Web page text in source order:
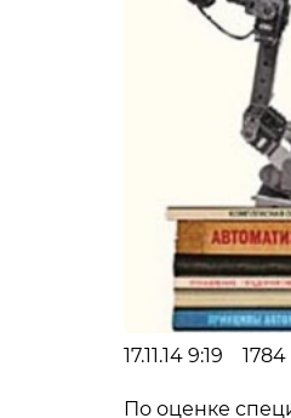
17.11.14 9:19
По оценке